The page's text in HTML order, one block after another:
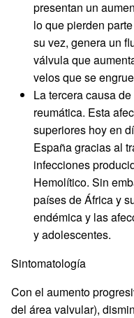
presentan un
lo que pierden
su vez, genera un
válvula que
velos que se
La tercera causa
reumática. Esta
superiores hoy en
España gracias al
infecciones
Hemolítico. Sin
países de África y
endémica y las
y adolescentes.
Sintomatología
Con el aumento
del área valvular),